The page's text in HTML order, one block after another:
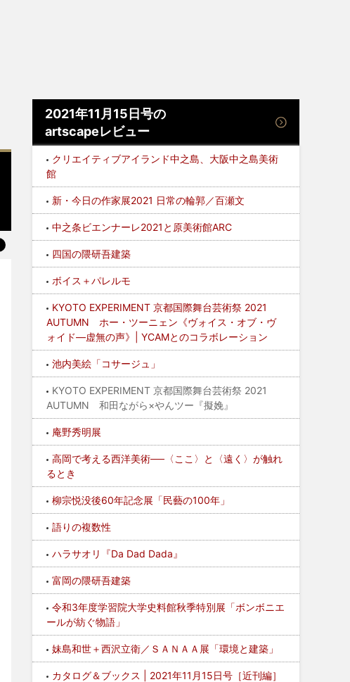
2021年11月15日号の
artscapeレビュー
クリエイティブアイランド中之島、大阪中之島美術
館
新・今日の作家展2021 日常の輪郭／百瀬文
中之条ビエンナーレ2021と原美術館ARC
四国の隈研吾建築
ボイス＋パレルモ
KYOTO EXPERIMENT 京都国際舞台芸術祭 2021
AUTUMN ホー・ツーニェン《ヴォイス・オブ・ヴ
ォイド―虚無の声》| YCAMとのコラボレーション
池内美絵「コサージュ」
KYOTO EXPERIMENT 京都国際舞台芸術祭 2021
AUTUMN 和田ながら×やんツー『擬娩』
庵野秀明展
高岡で考える西洋美術──〈ここ〉と〈遠く〉が触れ
るとき
柳宗悦没後60年記念展「民藝の100年」
語りの複数性
ハラサオリ『Da Dad Dada』
富岡の隈研吾建築
令和3年度学習院大学史料館秋季特別展「ボンボニエ
ールが紡ぐ物語」
妹島和世＋西沢立衛／ＳＡＮＡＡ展「環境と建築」
カタログ＆ブックス | 2021年11月15日号［近刊編］